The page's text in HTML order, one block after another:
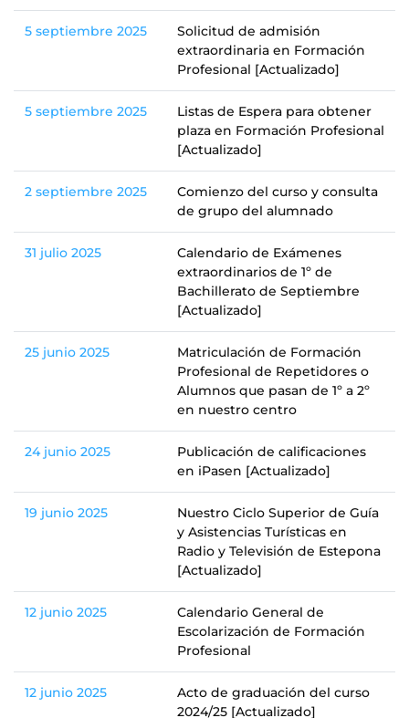
5 septiembre 2025
Solicitud de admisión
extraordinaria en Formación
Profesional [Actualizado]
5 septiembre 2025
Listas de Espera para obtener
plaza en Formación Profesional
[Actualizado]
2 septiembre 2025
Comienzo del curso y consulta
de grupo del alumnado
31 julio 2025
Calendario de Exámenes
extraordinarios de 1º de
Bachillerato de Septiembre
[Actualizado]
25 junio 2025
Matriculación de Formación
Profesional de Repetidores o
Alumnos que pasan de 1º a 2º
en nuestro centro
24 junio 2025
Publicación de calificaciones
en iPasen [Actualizado]
19 junio 2025
Nuestro Ciclo Superior de Guía
y Asistencias Turísticas en
Radio y Televisión de Estepona
[Actualizado]
12 junio 2025
Calendario General de
Escolarización de Formación
Profesional
12 junio 2025
Acto de graduación del curso
2024/25 [Actualizado]